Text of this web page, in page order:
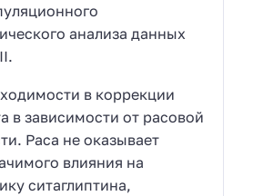
анализа данных
в коррекции
в зависимости от расовой
Раса не оказывает
влияния на
ситаглиптина,